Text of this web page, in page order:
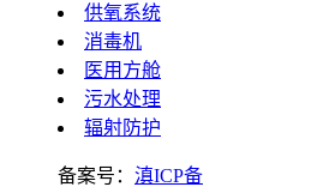
供氧系统
消毒机
医用方舱
污水处理
辐射防护
备案号： 滇ICP备